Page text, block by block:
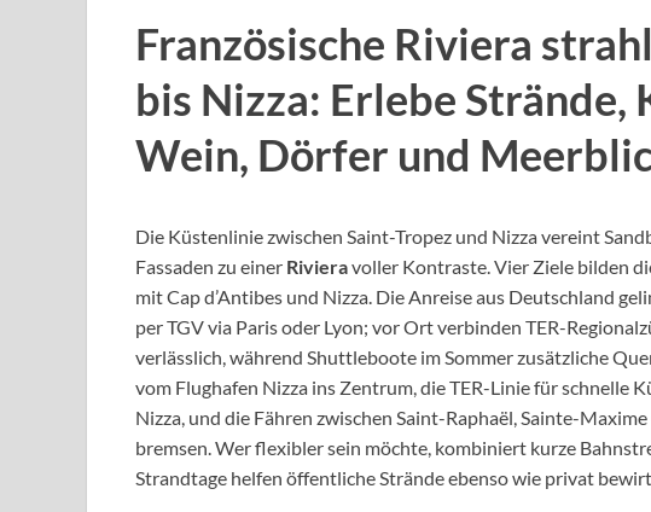
Französische Riviera
bis Nizza: Erlebe Strände,
Wein, Dörfer und
Die Küstenlinie zwischen Saint-Tropez und Nizza vereint
Fassaden zu einer Rivieravoller Kontraste. Vier Ziele bilden
mit Cap d’Antibes und Nizza. Die Anreise aus Deutschland
per TGV via Paris oder Lyon; vor Ort verbinden TER-
verlässlich, während Shuttleboote im Sommer zusätzliche
vom Flughafen Nizza ins Zentrum, die TER-Linie für schnelle
Nizza, und die Fähren zwischen Saint-Raphaël, Sainte-
bremsen. Wer flexibler sein möchte, kombiniert kurze
Strandtage helfen öffentliche Strände ebenso wie privat